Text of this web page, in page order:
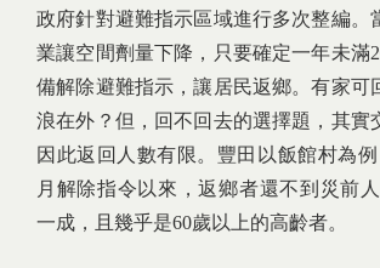
政府針對避難指示區域進行多次整編。
業讓空間劑量下降，只要確定一年未滿
備解除避難指示，讓居民返鄉。有家可
浪在外？但，回不回去的選擇題，其實
因此返回人數有限。豐田以飯館村為
月解除指令以來，返鄉者還不到災前
一成，且幾乎是60歲以上的高齡者。